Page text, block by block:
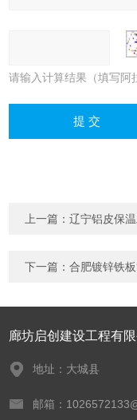
请输入计算结果（填写阿
上一篇：辽宁铝皮保
下一篇：合肥镀锌铁
廊坊启创建设工程有限
地址：大城县
邮箱：